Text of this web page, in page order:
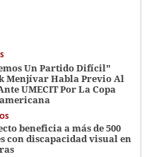
Un Partido Difícil"
Menjívar Habla Previo Al
UMECIT Por La Copa
beneficia a más de 500
con discapacidad visual en